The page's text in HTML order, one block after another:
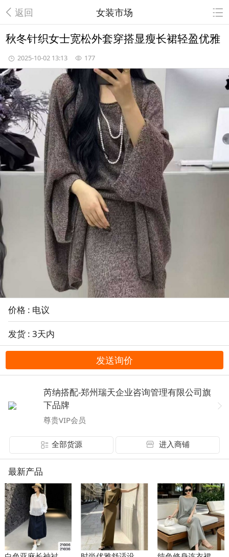
返回 女装市场
秋冬针织女士宽松外套穿搭显瘦长裙轻盈优雅
2025-10-02 13:13 177
价格 : 电议
发货 : 3天内
发送询价
芮纳搭配-郑州瑞天企业咨询管理有限公司旗
下品牌
尊贵VIP会员
全部货源 进入商铺
最新产品